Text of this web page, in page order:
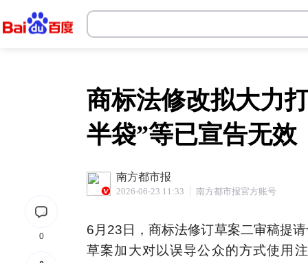
商标法修改拟大力
半袋”等已宣告无效
南方都市报
2026-06-23 11:33 南方都市报官方账号
6月23日，商标法修订草案二审稿提
草案加大对以误导公众的方式使用
0